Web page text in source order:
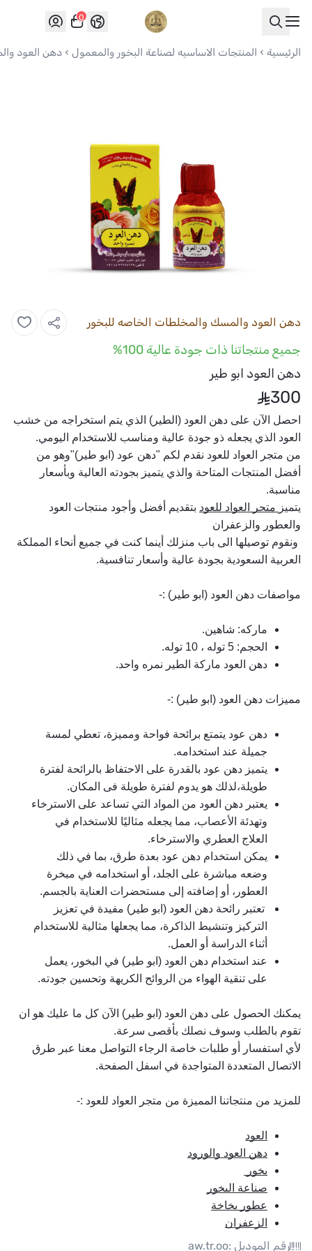
العواد للعود
0
الرئيسية المنتجات الاساسيه لصناعة البخور والمعمول دهن العود
دهن العود والمسك والمخلطات الخاصه للبخور
جميع منتجاتنا ذات جودة عالية 100%
دهن العود ابو طير
300
احصل الآن على دهن العود
العود الذي يجعله ذو جودة عالية ومناسب للاستخدام اليومي.
من متجر
العواد للعود نقدم لكم "دهن عود
مناسبة.
يتميز متجر العواد للعود
والعطور والزعفران
العربية السعودية بجودة عالية وأسعار تنافسية.
مواصفات دهن العود (ابو طير) :-
ماركه: شاهين.
الحجم: 5 توله ، 10 توله.
دهن العود ماركة الطير نمره واحد.
مميزات دهن العود (ابو طير) :-
دهن عود
جميلة عند استخدامه.
يتميز دهن عود
طويلة،لذلك هو يدوم لفترة طويلة فى المكان.
يعتبر دهن العود
العلاج العطري والاسترخاء.
يمكن استخدام دهن عود
العطور، أو إضافته إلى مستحضرات العناية بالجسم.
تعتبر رائحة دهن العود
أثناء الدراسة أو العمل.
عند استخدام دهن العود
على تنقية الهواء من الروائح الكريهة وتحسين جودته.
يمكنك الحصول على دهن العود
تقوم بالطلب وسوف نصلك بأقصى سرعة.
الاتصال المتعددة المتواجدة في اسفل الصفحة.
للمزيد من منتجاتنا المميزة من متجر العواد للعود :-
العود
دهن العود والورود
بخور
صناعة البخور
عطور بخاخة
الزعفران
رقم الموديل :aw.tr.oo